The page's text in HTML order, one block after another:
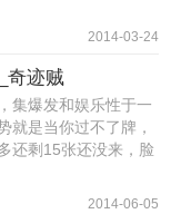
2014-03-24
奇迹贼
集爆发和娱乐性于一
就是当你过不了牌，
还剩15张还没来，脸
2014-06-05